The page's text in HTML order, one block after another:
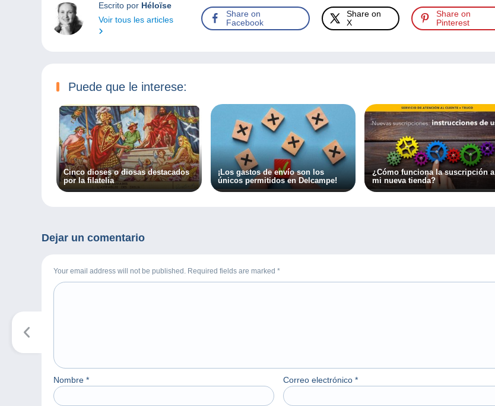
Escrito por Héloïse
Voir tous les articles
Share on
Facebook
Share on
X
Share on
Pinterest
Puede que le interese:
Cinco dioses o diosas destacados
por la filatelia
¡Los gastos de envío son los
únicos permitidos en Delcampe!
¿Cómo funciona la suscripción a
mi nueva tienda?
Dejar un comentario
Your email address will not be published. Required fields are marked *
Nombre * Correo electrónico *